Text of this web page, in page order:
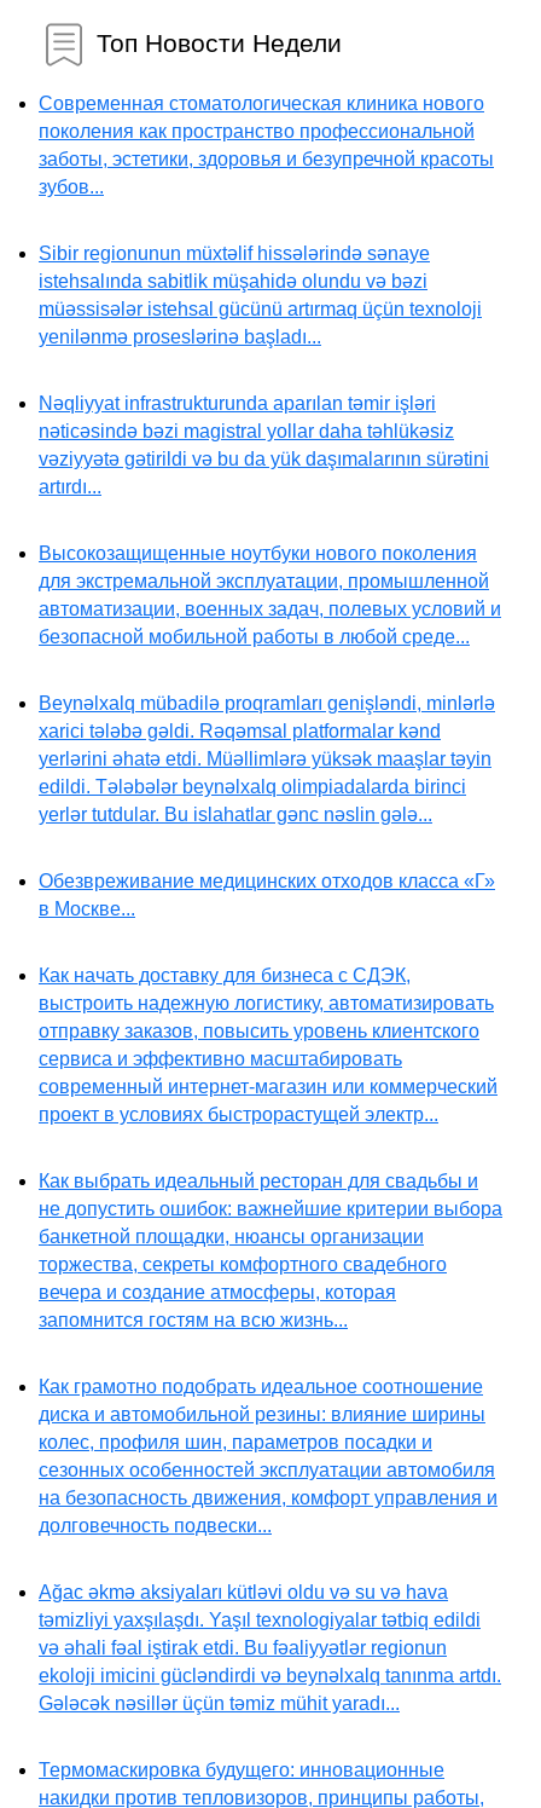
Топ Новости Недели
Современная стоматологическая клиника нового
поколения как пространство профессиональной
заботы, эстетики, здоровья и безупречной красоты
зубов...
Sibir regionunun müxtəlif hissələrində sənaye
istehsalında sabitlik müşahidə olundu və bəzi
müəssisələr istehsal gücünü artırmaq üçün texnoloji
yenilənmə proseslərinə başladı...
Nəqliyyat infrastrukturunda aparılan təmir işləri
nəticəsində bəzi magistral yollar daha təhlükəsiz
vəziyyətə gətirildi və bu da yük daşımalarının sürətini
artırdı...
Высокозащищенные ноутбуки нового поколения
для экстремальной эксплуатации, промышленной
автоматизации, военных задач, полевых условий и
безопасной мобильной работы в любой среде...
Beynəlxalq mübadilə proqramları genişləndi, minlərlə
xarici tələbə gəldi. Rəqəmsal platformalar kənd
yerlərini əhatə etdi. Müəllimlərə yüksək maaşlar təyin
edildi. Tələbələr beynəlxalq olimpiadalarda birinci
yerlər tutdular. Bu islahatlar gənc nəslin gələ...
Обезвреживание медицинских отходов класса «Г»
в Москве...
Как начать доставку для бизнеса с СДЭК,
выстроить надежную логистику, автоматизировать
отправку заказов, повысить уровень клиентского
сервиса и эффективно масштабировать
современный интернет-магазин или коммерческий
проект в условиях быстрорастущей электр...
Как выбрать идеальный ресторан для свадьбы и
не допустить ошибок: важнейшие критерии выбора
банкетной площадки, нюансы организации
торжества, секреты комфортного свадебного
вечера и создание атмосферы, которая
запомнится гостям на всю жизнь...
Как грамотно подобрать идеальное соотношение
диска и автомобильной резины: влияние ширины
колес, профиля шин, параметров посадки и
сезонных особенностей эксплуатации автомобиля
на безопасность движения, комфорт управления и
долговечность подвески...
Ağac əkmə aksiyaları kütləvi oldu və su və hava
təmizliyi yaxşılaşdı. Yaşıl texnologiyalar tətbiq edildi
və əhali fəal iştirak etdi. Bu fəaliyyətlər regionun
ekoloji imicini gücləndirdi və beynəlxalq tanınma artdı.
Gələcək nəsillər üçün təmiz mühit yaradı...
Термомаскировка будущего: инновационные
накидки против тепловизоров, принципы работы,